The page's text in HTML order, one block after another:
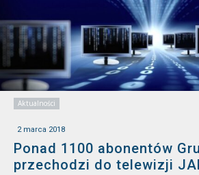
Aktualności
2 marca 2018
Ponad 1100 abonentów
przechodzi do telewizji